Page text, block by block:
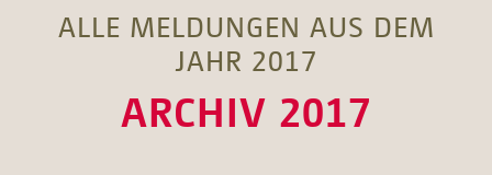
ALLE MELDUNGEN AUS DEM
JAHR 2017
ARCHIV 2017